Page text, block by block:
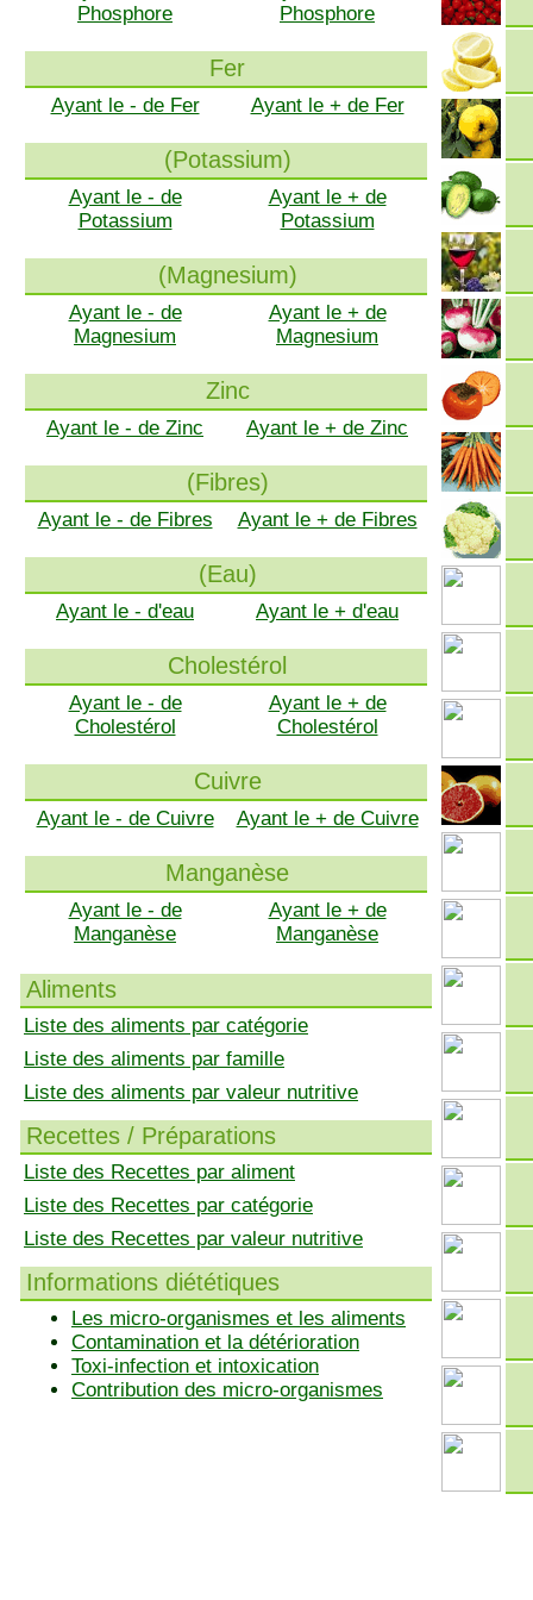
Phosphore
Phosphore
Fer
Ayant le - de Fer Ayant le + de Fer
(Potassium)
Ayant le - de
Potassium
Ayant le + de
Potassium
(Magnesium)
Ayant le - de
Magnesium
Ayant le + de
Magnesium
Zinc
Ayant le - de Zinc Ayant le + de Zinc
(Fibres)
Ayant le - de Fibres Ayant le + de Fibres
(Eau)
Ayant le - d'eau Ayant le + d'eau
Cholestérol
Ayant le - de
Cholestérol
Ayant le + de
Cholestérol
Cuivre
Ayant le - de Cuivre Ayant le + de Cuivre
Manganèse
Ayant le - de
Manganèse
Ayant le + de
Manganèse
Aliments
Liste des aliments par catégorie
Liste des aliments par famille
Liste des aliments par valeur nutritive
Recettes / Préparations
Liste des Recettes par aliment
Liste des Recettes par catégorie
Liste des Recettes par valeur nutritive
Informations diététiques
Les micro-organismes et les aliments
Contamination et la détérioration
Toxi-infection et intoxication
Contribution des micro-organismes